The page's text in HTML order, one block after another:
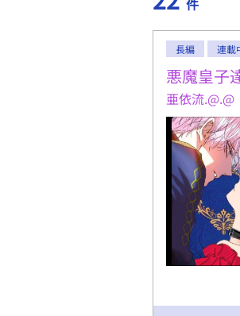
長編 連載
悪魔皇子
亜依流.@.@